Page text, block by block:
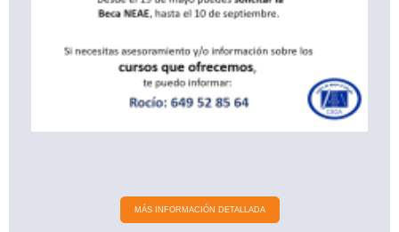
MÁS INFORMACIÓN DETALLADA